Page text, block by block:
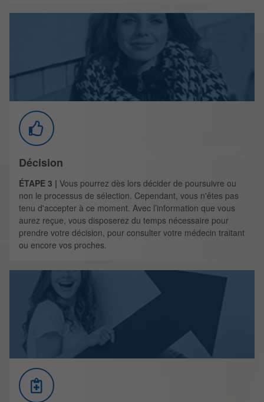
Décision
ÉTAPE 3 | Vous pourrez dès lors décider de poursuivre ou
non le processus de sélection. Cependant, vous n'êtes pas
tenu d'accepter à ce moment. Avec l’information que vous
aurez reçue, vous disposerez du temps nécessaire pour
prendre votre décision, pour consulter votre médecin traitant
ou encore vos proches.